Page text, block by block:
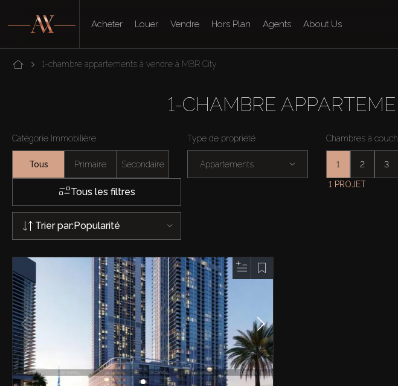
Acheter Louer Vendre Hors Plan Agents About Us
1-chambre appartements à vendre à MBR City
1-CHAMBRE
Catégorie Immobilière
Tous Primaire Secondaire
Type de propriété
Appartements
Chambres à
1 2 3
Tous les filtres
1 PROJET
Trier par:Popularité